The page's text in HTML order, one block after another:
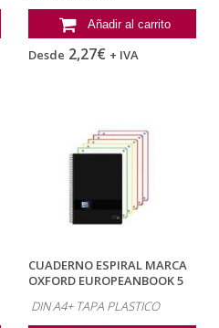
Añadir al carrito
Desde 2,27€ + IVA
CUADERNO ESPIRAL MARCA
OXFORD EUROPEANBOOK 5
DIN A4+ TAPA PLASTICO